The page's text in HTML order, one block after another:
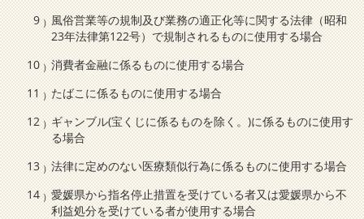
風俗営業等の規制及び業務の適正化等に関する法律（昭和
23年法律第122号）で規制されるものに使用する場合
消費者金融に係るものに使用する場合
たばこに係るものに使用する場合
ギャンブル(宝くじに係るものを除く。)に係るものに使用す
る場合
法律に定めのない医療類似行為に係るものに使用する場合
愛媛県から指名停止措置を受けている者又は愛媛県から不
利益処分を受けている者が使用する場合